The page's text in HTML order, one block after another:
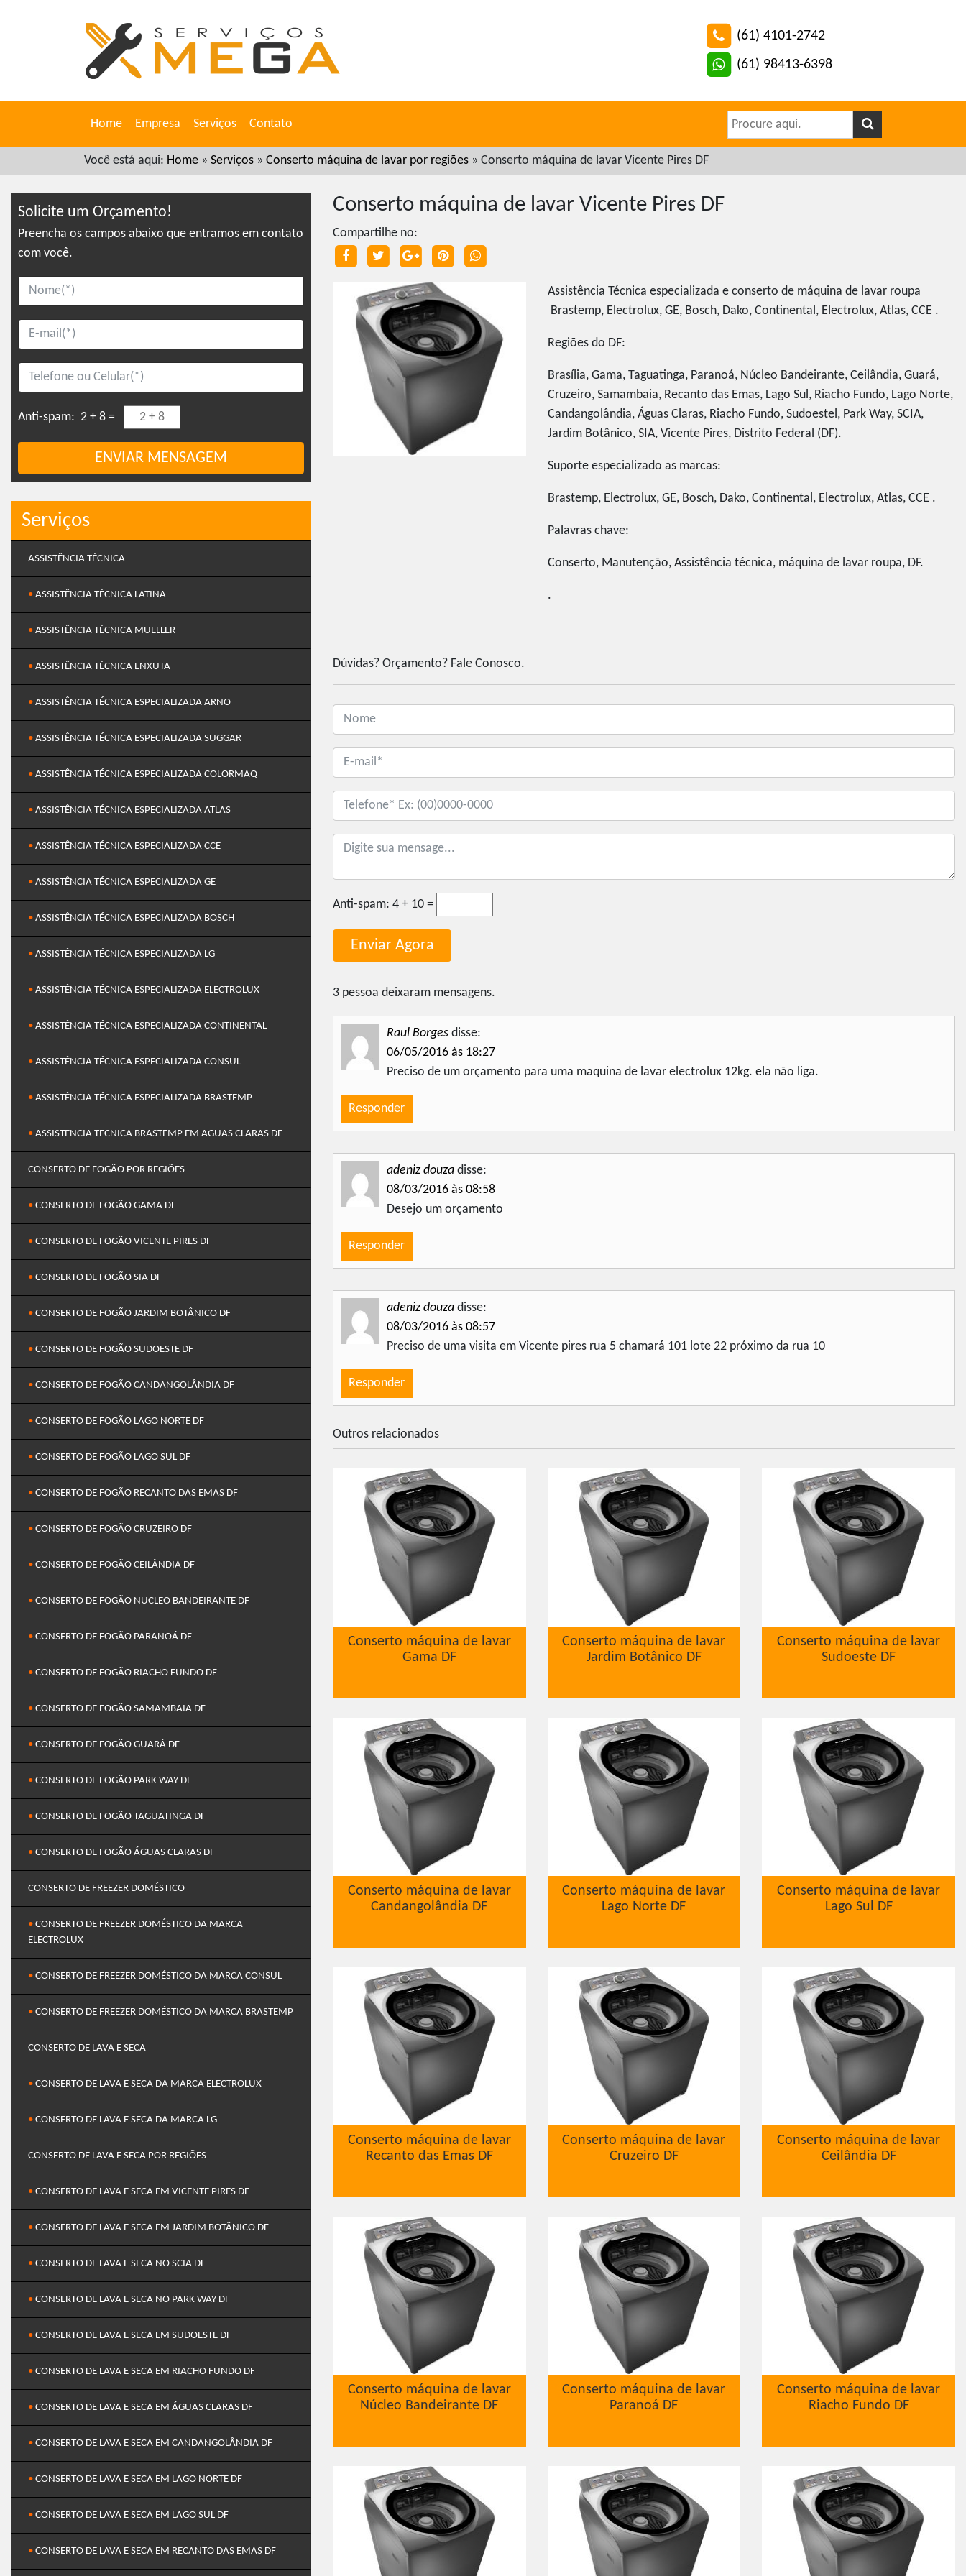
(61) 4101-2742
(61) 98413-6398
Home Empresa Serviços Contato
Você está aqui: Home » Serviços » Conserto máquina de lavar por regiões » Conserto máquina de lavar Vicente Pires DF
Solicite um Orçamento!
Preencha os campos abaixo que entramos em contato
com você.
Anti-spam: 2 + 8 =
ENVIAR MENSAGEM
Serviços
ASSISTÊNCIA TÉCNICA
• ASSISTÊNCIA TÉCNICA LATINA
• ASSISTÊNCIA TÉCNICA MUELLER
• ASSISTÊNCIA TÉCNICA ENXUTA
• ASSISTÊNCIA TÉCNICA ESPECIALIZADA ARNO
• ASSISTÊNCIA TÉCNICA ESPECIALIZADA SUGGAR
• ASSISTÊNCIA TÉCNICA ESPECIALIZADA COLORMAQ
• ASSISTÊNCIA TÉCNICA ESPECIALIZADA ATLAS
• ASSISTÊNCIA TÉCNICA ESPECIALIZADA CCE
• ASSISTÊNCIA TÉCNICA ESPECIALIZADA GE
• ASSISTÊNCIA TÉCNICA ESPECIALIZADA BOSCH
• ASSISTÊNCIA TÉCNICA ESPECIALIZADA LG
• ASSISTÊNCIA TÉCNICA ESPECIALIZADA ELECTROLUX
• ASSISTÊNCIA TÉCNICA ESPECIALIZADA CONTINENTAL
• ASSISTÊNCIA TÉCNICA ESPECIALIZADA CONSUL
• ASSISTÊNCIA TÉCNICA ESPECIALIZADA BRASTEMP
• ASSISTENCIA TECNICA BRASTEMP EM AGUAS CLARAS DF
CONSERTO DE FOGÃO POR REGIÕES
• CONSERTO DE FOGÃO GAMA DF
• CONSERTO DE FOGÃO VICENTE PIRES DF
• CONSERTO DE FOGÃO SIA DF
• CONSERTO DE FOGÃO JARDIM BOTÂNICO DF
• CONSERTO DE FOGÃO SUDOESTE DF
• CONSERTO DE FOGÃO CANDANGOLÂNDIA DF
• CONSERTO DE FOGÃO LAGO NORTE DF
• CONSERTO DE FOGÃO LAGO SUL DF
• CONSERTO DE FOGÃO RECANTO DAS EMAS DF
• CONSERTO DE FOGÃO CRUZEIRO DF
• CONSERTO DE FOGÃO CEILÂNDIA DF
• CONSERTO DE FOGÃO NUCLEO BANDEIRANTE DF
• CONSERTO DE FOGÃO PARANOÁ DF
• CONSERTO DE FOGÃO RIACHO FUNDO DF
• CONSERTO DE FOGÃO SAMAMBAIA DF
• CONSERTO DE FOGÃO GUARÁ DF
• CONSERTO DE FOGÃO PARK WAY DF
• CONSERTO DE FOGÃO TAGUATINGA DF
• CONSERTO DE FOGÃO ÁGUAS CLARAS DF
CONSERTO DE FREEZER DOMÉSTICO
• CONSERTO DE FREEZER DOMÉSTICO DA MARCA
ELECTROLUX
• CONSERTO DE FREEZER DOMÉSTICO DA MARCA CONSUL
• CONSERTO DE FREEZER DOMÉSTICO DA MARCA BRASTEMP
CONSERTO DE LAVA E SECA
• CONSERTO DE LAVA E SECA DA MARCA ELECTROLUX
• CONSERTO DE LAVA E SECA DA MARCA LG
CONSERTO DE LAVA E SECA POR REGIÕES
• CONSERTO DE LAVA E SECA EM VICENTE PIRES DF
• CONSERTO DE LAVA E SECA EM JARDIM BOTÂNICO DF
• CONSERTO DE LAVA E SECA NO SCIA DF
• CONSERTO DE LAVA E SECA NO PARK WAY DF
• CONSERTO DE LAVA E SECA EM SUDOESTE DF
• CONSERTO DE LAVA E SECA EM RIACHO FUNDO DF
• CONSERTO DE LAVA E SECA EM ÁGUAS CLARAS DF
• CONSERTO DE LAVA E SECA EM CANDANGOLÂNDIA DF
• CONSERTO DE LAVA E SECA EM LAGO NORTE DF
• CONSERTO DE LAVA E SECA EM LAGO SUL DF
• CONSERTO DE LAVA E SECA EM RECANTO DAS EMAS DF
Conserto máquina de lavar Vicente Pires DF
Compartilhe no:
Assistência Técnica especializada e conserto de máquina de lavar roupa
Brastemp, Electrolux, GE, Bosch, Dako, Continental, Electrolux, Atlas, CCE .
Regiões do DF:
Brasília, Gama, Taguatinga, Paranoá, Núcleo Bandeirante, Ceilândia, Guará,
Cruzeiro, Samambaia, Recanto das Emas, Lago Sul, Riacho Fundo, Lago Norte,
Candangolândia, Águas Claras, Riacho Fundo, Sudoestel, Park Way, SCIA,
Jardim Botânico, SIA, Vicente Pires, Distrito Federal (DF).
Suporte especializado as marcas:
Brastemp, Electrolux, GE, Bosch, Dako, Continental, Electrolux, Atlas, CCE .
Palavras chave:
Conserto, Manutenção, Assistência técnica, máquina de lavar roupa, DF.
.
Dúvidas? Orçamento? Fale Conosco.
Anti-spam: 4 + 10 =
3 pessoa deixaram mensagens.
Raul Borges disse:
06/05/2016 às 18:27
Preciso de um orçamento para uma maquina de lavar electrolux 12kg. ela não liga.
Responder
adeniz douza disse:
08/03/2016 às 08:58
Desejo um orçamento
Responder
adeniz douza disse:
08/03/2016 às 08:57
Preciso de uma visita em Vicente pires rua 5 chamará 101 lote 22 próximo da rua 10
Responder
Outros relacionados
Conserto máquina de lavar
Gama DF
Conserto máquina de lavar
Jardim Botânico DF
Conserto máquina de lavar
Sudoeste DF
Conserto máquina de lavar
Candangolândia DF
Conserto máquina de lavar
Lago Norte DF
Conserto máquina de lavar
Lago Sul DF
Conserto máquina de lavar
Recanto das Emas DF
Conserto máquina de lavar
Cruzeiro DF
Conserto máquina de lavar
Ceilândia DF
Conserto máquina de lavar
Núcleo Bandeirante DF
Conserto máquina de lavar
Paranoá DF
Conserto máquina de lavar
Riacho Fundo DF